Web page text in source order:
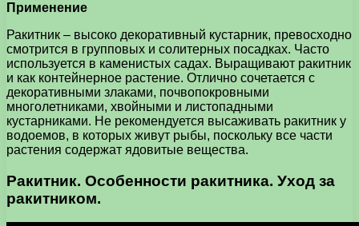
Применение
Ракитник – высоко декоративный кустарник, превосходно
смотрится в групповых и солитерных посадках. Часто
используется в каменистых садах. Выращивают ракитник
и как контейнерное растение. Отлично сочетается с
декоративными злаками, почвопокровными
многолетниками, хвойными и листопадными
кустарниками. Не рекомендуется высаживать ракитник у
водоемов, в которых живут рыбы, поскольку все части
растения содержат ядовитые вещества.
Ракитник. Особенности ракитника. Уход за
ракитником.